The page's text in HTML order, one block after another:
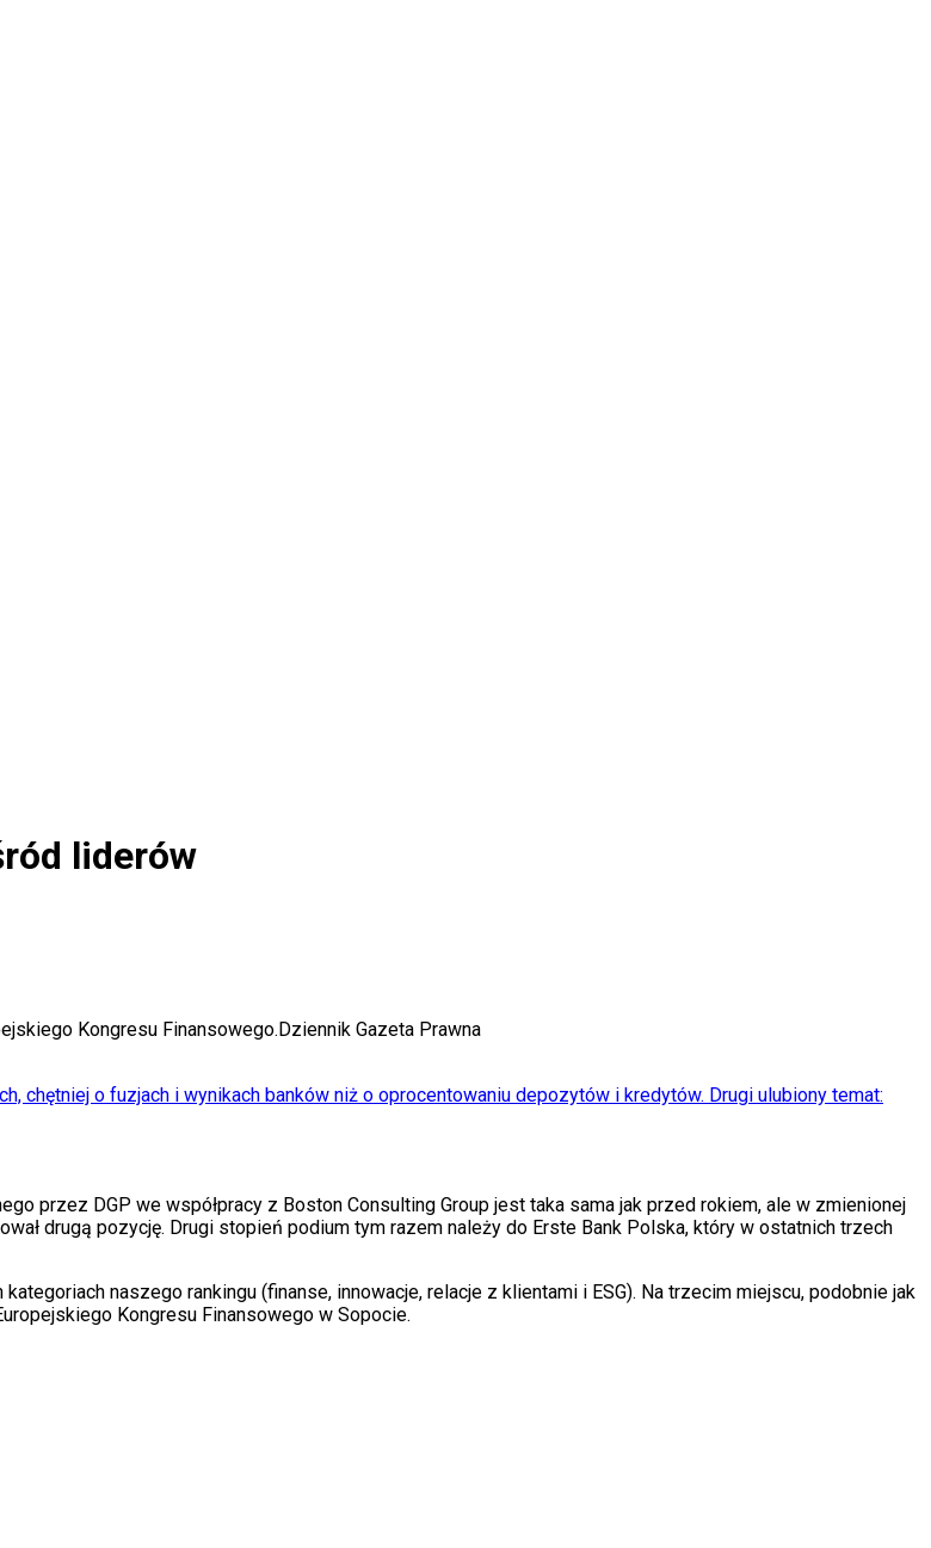
liderów
Kongresu Finansowego.Dziennik Gazeta Prawna
chętniej o fuzjach i wynikach banków niż o oprocentowaniu depozytów i kredytów. Drugi ulubiony temat:
przez DGP we współpracy z Boston Consulting Group jest taka sama jak przed rokiem, ale w zmienionej
drugą pozycję. Drugi stopień podium tym razem należy do Erste Bank Polska, który w ostatnich trzech
naszego rankingu (finanse, innowacje, relacje z klientami i ESG). Na trzecim miejscu, podobnie jak
Kongresu Finansowego w Sopocie.